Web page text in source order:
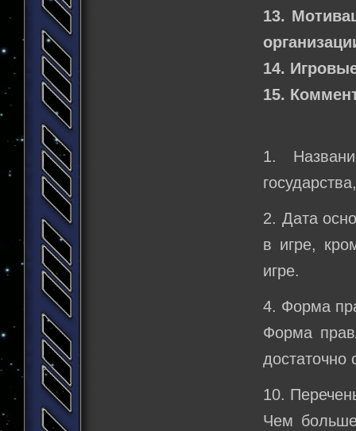
13.
14.
15.
1.
2. Дата
в игре,
игре.
4. Форма
Форма
достаточно
10.
Чем